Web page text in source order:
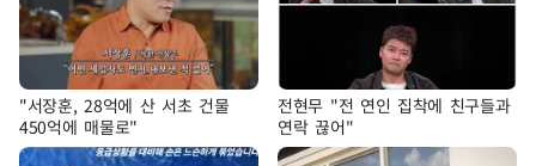
"서장훈, 28억에 산 서초 건물
450억에 매물로"
전현무 "전 연인 집착에 친구들과
연락 끊어"